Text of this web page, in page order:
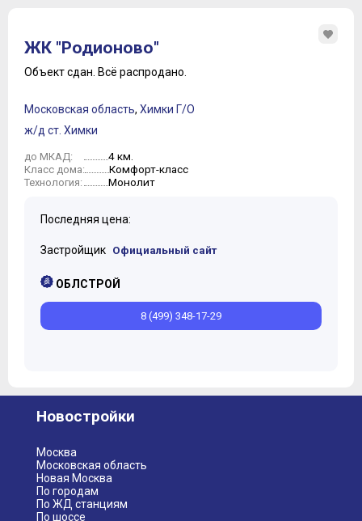
3
4
6
9
ЖК "Родионово"
Объект сдан. Всё распродано.
Московская область, Химки Г/О
ж/д ст. Химки
до МКАД: 4 км.
Класс дома: Комфорт-класс
Технология: Монолит
Последняя цена:
Застройщик Официальный сайт
ОБЛСТРОЙ
8 (499) 348-17-29
Новостройки
Москва
Московская область
Новая Москва
По городам
По ЖД станциям
По шоссе